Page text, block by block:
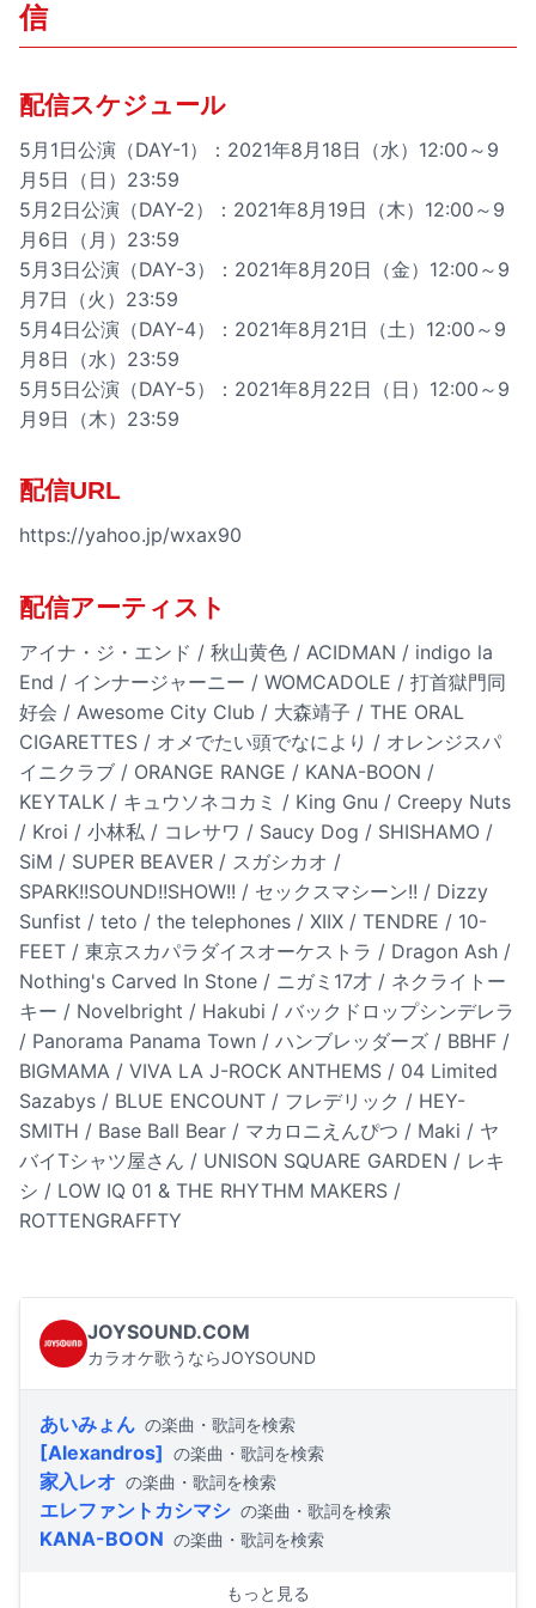
信
配信スケジュール
5月1日公演（DAY-1）：2021年8月18日（水）12:00～9
月5日（日）23:59
5月2日公演（DAY-2）：2021年8月19日（木）12:00～9
月6日（月）23:59
5月3日公演（DAY-3）：2021年8月20日（金）12:00～9
月7日（火）23:59
5月4日公演（DAY-4）：2021年8月21日（土）12:00～9
月8日（水）23:59
5月5日公演（DAY-5）：2021年8月22日（日）12:00～9
月9日（木）23:59
配信URL
https://yahoo.jp/wxax90
配信アーティスト
アイナ・ジ・エンド / 秋山黄色 / ACIDMAN / indigo la
End / インナージャーニー / WOMCADOLE / 打首獄門同
好会 / Awesome City Club / 大森靖子 / THE ORAL
CIGARETTES / オメでたい頭でなにより / オレンジスパ
イニクラブ / ORANGE RANGE / KANA-BOON /
KEYTALK / キュウソネコカミ / King Gnu / Creepy Nuts
/ Kroi / 小林私 / コレサワ / Saucy Dog / SHISHAMO /
SiM / SUPER BEAVER / スガシカオ /
SPARK!!SOUND!!SHOW!! / セックスマシーン!! / Dizzy
Sunfist / teto / the telephones / XIIX / TENDRE / 10-
FEET / 東京スカパラダイスオーケストラ / Dragon Ash /
Nothing's Carved In Stone / ニガミ17才 / ネクライトー
キー / Novelbright / Hakubi / バックドロップシンデレラ
/ Panorama Panama Town / ハンブレッダーズ / BBHF /
BIGMAMA / VIVA LA J-ROCK ANTHEMS / 04 Limited
Sazabys / BLUE ENCOUNT / フレデリック / HEY-
SMITH / Base Ball Bear / マカロニえんぴつ / Maki / ヤ
バイTシャツ屋さん / UNISON SQUARE GARDEN / レキ
シ / LOW IQ 01 & THE RHYTHM MAKERS /
ROTTENGRAFFTY
JOYSOUND.COM
カラオケ歌うならJOYSOUND
あいみょん の楽曲・歌詞を検索
[Alexandros] の楽曲・歌詞を検索
家入レオ の楽曲・歌詞を検索
エレファントカシマシ の楽曲・歌詞を検索
KANA-BOON の楽曲・歌詞を検索
もっと見る